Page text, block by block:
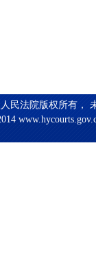
民法院版权所有，